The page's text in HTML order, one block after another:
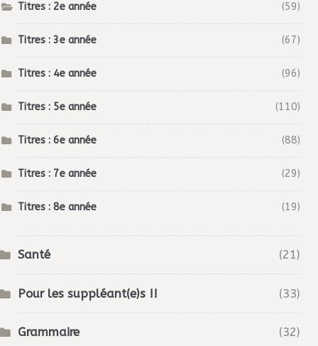
Titres : 2e année (59)
Titres : 3e année (67)
Titres : 4e année (96)
Titres : 5e année (110)
Titres : 6e année (88)
Titres : 7e année (29)
Titres : 8e année (19)
Santé (21)
Pour les suppléant(e)s !! (33)
Grammaire (32)